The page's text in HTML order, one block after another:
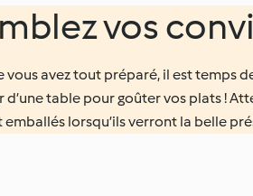
vos
vous avez tout préparé, il est temps
d’une table pour goûter vos plats !
lorsqu’ils verront la belle